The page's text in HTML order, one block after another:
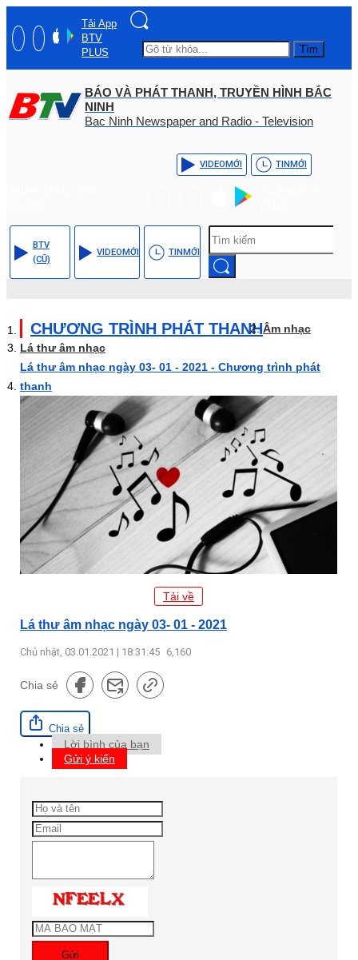
Tải App
BTV
PLUS
Tìm
BÁO VÀ PHÁT THANH, TRUYỀN HÌNH BẮC
NINH
Bac Ninh Newspaper and Radio - Television
VIDEOMỚI TINMỚI
BTV
(CŨ)
VIDEOMỚI TINMỚI
CHƯƠNG TRÌNH PHÁT THANHÂm nhạc
Lá thư âm nhạc
Lá thư âm nhạc ngày 03- 01 - 2021 - Chương trình phát
thanh
Tải về
Lá thư âm nhạc ngày 03- 01 - 2021
Chủ nhật, 03.01.2021 | 18:31:45 6,160
Chia sẻ
Chia sẻ
Lời bình của bạn
Gửi ý kiến
Gửi